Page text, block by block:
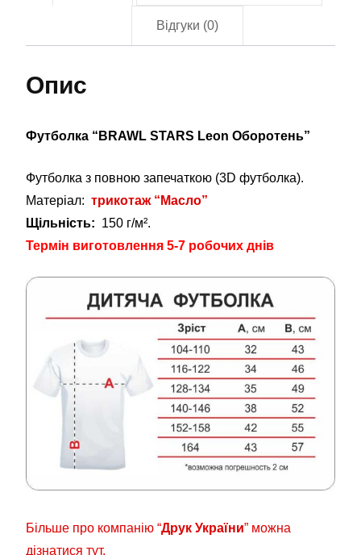
Відгуки (0)
Опис
Футболка “BRAWL STARS Leon Оборотень”
Футболка з повною запечаткою (3D футболка).
Матеріал: трикотаж “Масло”
Щільність: 150 г/м².
Термін виготовлення 5-7 робочих днів
Більше про компанію “Друк України” можна
дізнатися тут.